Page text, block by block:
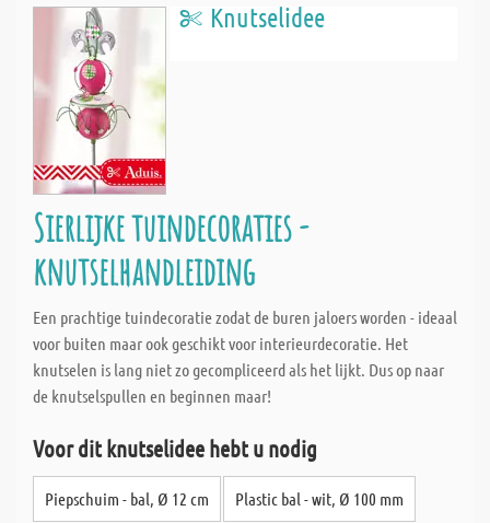
Knutselidee
Sierlijke tuindecoraties -
knutselhandleiding
Een prachtige tuindecoratie zodat de buren jaloers worden - ideaal
voor buiten maar ook geschikt voor interieurdecoratie. Het
knutselen is lang niet zo gecompliceerd als het lijkt. Dus op naar
de knutselspullen en beginnen maar!
Voor dit knutselidee hebt u nodig
Piepschuim - bal, Ø 12 cm Plastic bal - wit, Ø 100 mm